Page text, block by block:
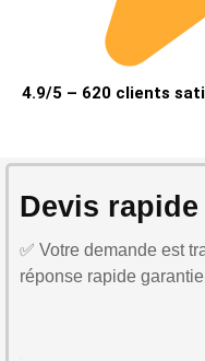
4.9/5 – 620 clients
Devis rapide
✅ Votre demande est
réponse rapide